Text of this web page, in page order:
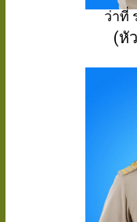
ว่าที่
(หั